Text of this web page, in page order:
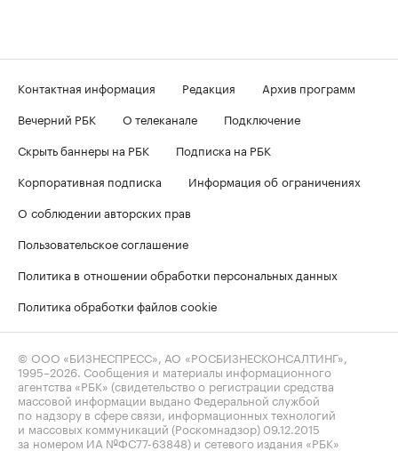
Контактная информация Редакция
Архив программ
Вечерний РБК
О телеканале
Подключение
Скрыть баннеры на РБК
Подписка на РБК
Корпоративная подписка
Информация об ограничениях
О соблюдении авторских прав
Пользовательское соглашение
Политика в отношении обработки персональных данных
Политика обработки файлов cookie
© ООО «БИЗНЕСПРЕСС», АО «РОСБИЗНЕСКОНСАЛТИНГ»,
1995–2026 . Сообщения и материалы информационного
агентства «РБК» (свидетельство о регистрации средства
массовой информации выдано Федеральной службой
по надзору в сфере связи, информационных технологий
и массовых коммуникаций (Роскомнадзор) 09.12.2015
за номером ИА №ФС77-63848) и сетевого издания «РБК»